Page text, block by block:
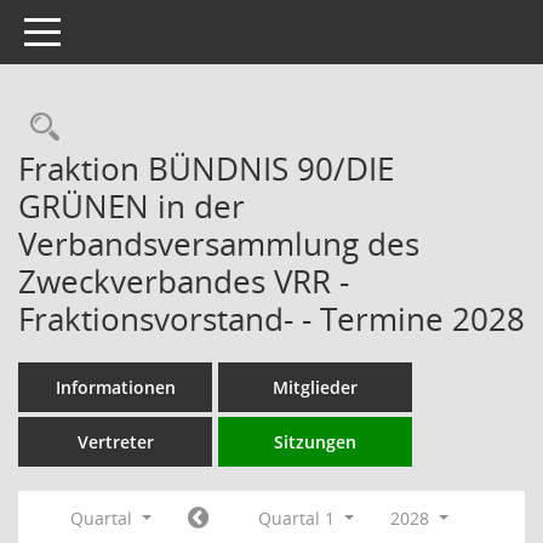
Toggle navigation
Rechercheauswahl
Fraktion BÜNDNIS 90/DIE
GRÜNEN in der
Verbandsversammlung des
Zweckverbandes VRR -
Fraktionsvorstand- - Termine 2028
Informationen Mitglieder
Vertreter Sitzungen
Quartal Quartal 1
2028